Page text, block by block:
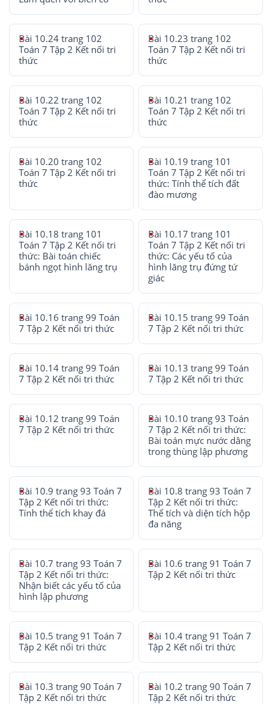
Bài 10.24 trang 102
Toán 7 Tập 2 Kết nối tri
thức
Bài 10.23 trang 102
Toán 7 Tập 2 Kết nối tri
thức
Bài 10.22 trang 102
Toán 7 Tập 2 Kết nối tri
thức
Bài 10.21 trang 102
Toán 7 Tập 2 Kết nối tri
thức
Bài 10.20 trang 102
Toán 7 Tập 2 Kết nối tri
thức
Bài 10.19 trang 101
Toán 7 Tập 2 Kết nối tri
thức: Tính thể tích đất
đào mương
Bài 10.18 trang 101
Toán 7 Tập 2 Kết nối tri
thức: Bài toán chiếc
bánh ngọt hình lăng trụ
Bài 10.17 trang 101
Toán 7 Tập 2 Kết nối tri
thức: Các yếu tố của
hình lăng trụ đứng tứ
giác
Bài 10.16 trang 99 Toán
7 Tập 2 Kết nối tri thức
Bài 10.15 trang 99 Toán
7 Tập 2 Kết nối tri thức
Bài 10.14 trang 99 Toán
7 Tập 2 Kết nối tri thức
Bài 10.13 trang 99 Toán
7 Tập 2 Kết nối tri thức
Bài 10.12 trang 99 Toán
7 Tập 2 Kết nối tri thức
Bài 10.10 trang 93 Toán
7 Tập 2 Kết nối tri thức:
Bài toán mực nước dâng
trong thùng lập phương
Bài 10.9 trang 93 Toán 7
Tập 2 Kết nối tri thức:
Tính thể tích khay đá
Bài 10.8 trang 93 Toán 7
Tập 2 Kết nối tri thức:
Thể tích và diện tích hộp
đa năng
Bài 10.7 trang 93 Toán 7
Tập 2 Kết nối tri thức:
Nhận biết các yếu tố của
hình lập phương
Bài 10.6 trang 91 Toán 7
Tập 2 Kết nối tri thức
Bài 10.5 trang 91 Toán 7
Tập 2 Kết nối tri thức
Bài 10.4 trang 91 Toán 7
Tập 2 Kết nối tri thức
Bài 10.3 trang 90 Toán 7
Tập 2 Kết nối tri thức
Bài 10.2 trang 90 Toán 7
Tập 2 Kết nối tri thức